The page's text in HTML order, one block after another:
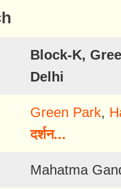
Block-K,
Delhi
Green Park,
दर्शन...
Mahatma